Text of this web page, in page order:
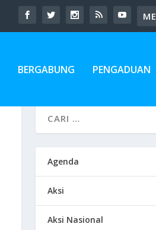
BERGABUNG PENGADUAN
Agenda
Aksi
Aksi Nasional